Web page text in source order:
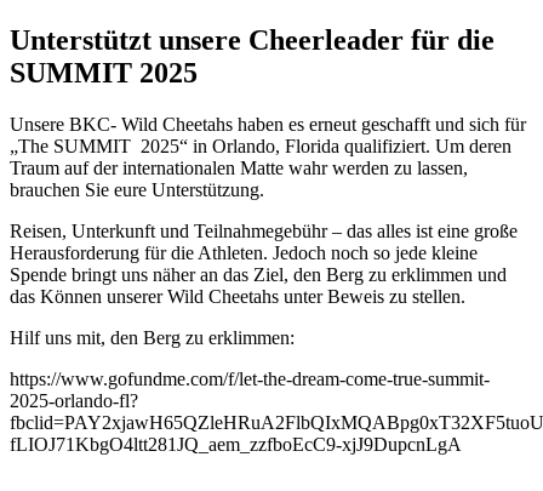
Unterstützt unsere Cheerleader für die
SUMMIT 2025
Unsere BKC- Wild Cheetahs haben es erneut geschafft und sich für
„The SUMMIT 2025“ in Orlando, Florida qualifiziert. Um deren
Traum auf der internationalen Matte wahr werden zu lassen,
brauchen Sie eure Unterstützung.
Reisen, Unterkunft und Teilnahmegebühr – das alles ist eine große
Herausforderung für die Athleten. Jedoch noch so jede kleine
Spende bringt uns näher an das Ziel, den Berg zu erklimmen und
das Können unserer Wild Cheetahs unter Beweis zu stellen.
Hilf uns mit, den Berg zu erklimmen:
https://www.gofundme.com/f/let-the-dream-come-true-summit-
2025-orlando-fl?
fLIOJ71KbgO4ltt281JQ_aem_zzfboEcC9-xjJ9DupcnLgA